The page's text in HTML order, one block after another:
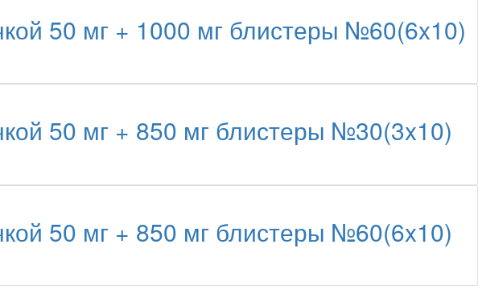
50 мг + 1000 мг блистеры №60(6x10)
50 мг + 850 мг блистеры №30(3x10)
50 мг + 850 мг блистеры №60(6x10)